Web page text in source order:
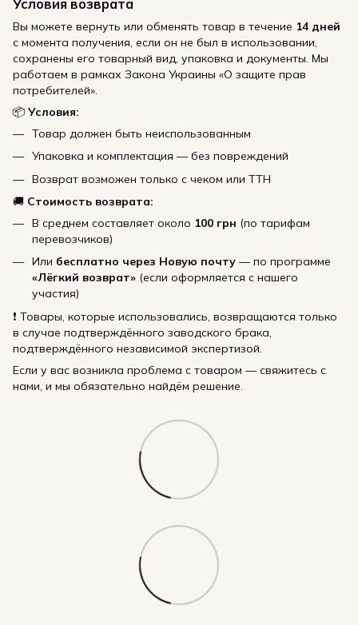
Условия возврата
Вы можете вернуть или обменять товар в течение 14 дней
с момента получения, если он не был в использовании,
сохранены его товарный вид, упаковка и документы. Мы
работаем в рамках Закона Украины «О защите прав
потребителей».
📦 Условия:
Товар должен быть неиспользованным
Упаковка и комплектация — без повреждений
Возврат возможен только с чеком или ТТН
🚚 Стоимость возврата:
В среднем составляет около 100 грн (по тарифам
перевозчиков)
Или бесплатно через Новую почту — по программе
«Лёгкий возврат» (если оформляется с нашего
участия)
❗ Товары, которые использовались, возвращаются только
в случае подтверждённого заводского брака,
подтверждённого независимой экспертизой.
Если у вас возникла проблема с товаром — свяжитесь с
нами, и мы обязательно найдём решение.